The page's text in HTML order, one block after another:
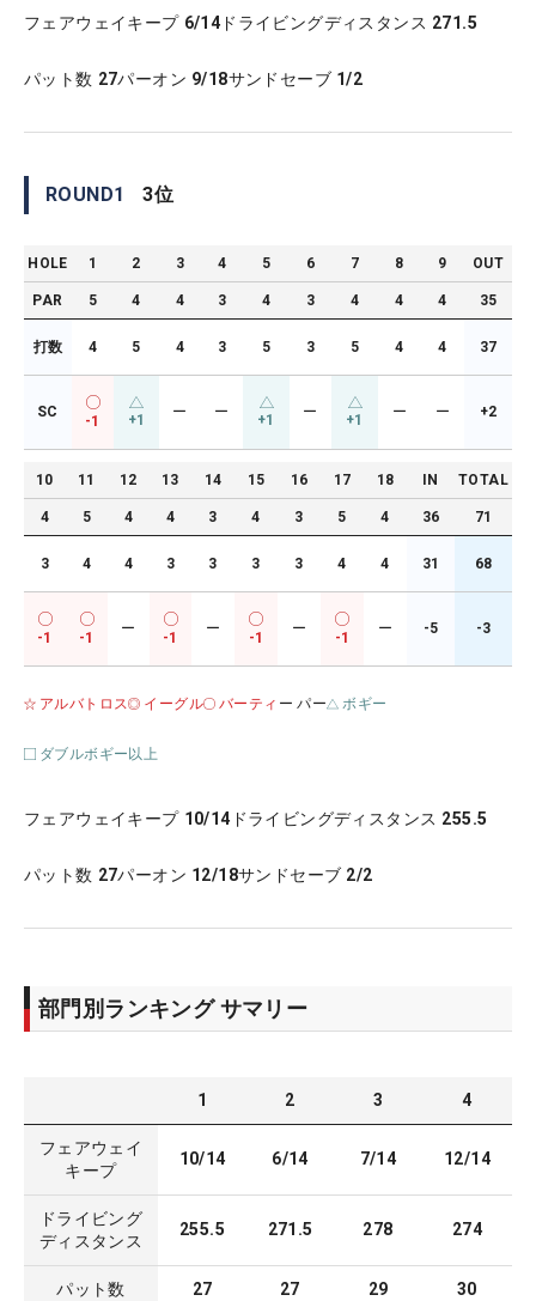
フェアウェイキープ 6/14 ドライビングディスタンス 271.5
パット数 27パーオン 9/18サンドセーブ 1/2
ROUND1 3位
HOLE 1 2 3 4 5 6 7 8 9 OUT
PAR 5 4 4 3 4 3 4 4 4 35
打数 4 5 4 3 5 3 5 4 4 37
SC
-1 +1 ー ー +1 ー +1 ー ー +2
10 11 12 13 14 15 16 17 18 IN TOTAL
4 5 4 4 3 4 3 5 4 36 71
3 4 4 3 3 3 3 4 4 31 68
-1 -1
ー
-1
ー
-1
ー
-1
ー -5 -3
アルバトロス イーグル バーティ ー パー ボギー
ダブルボギー以上
フェアウェイキープ 10/14 ドライビングディスタンス 255.5
パット数 27パーオン 12/18サンドセーブ 2/2
部門別ランキング サマリー
1 2 3 4
フェアウェイ
キープ
10/14 6/14 7/14 12/14
ドライビング
ディスタンス
255.5 271.5 278 274
パット数 27 27 29 30